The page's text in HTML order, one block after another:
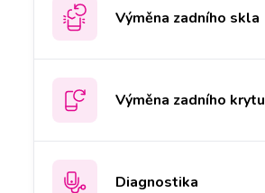
Výměna zadního skla
Výměna zadního krytu
Diagnostika